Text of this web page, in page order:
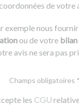
de votre
exemple nous
ou de votre bilan
avis ne sera pas
Champs obligatoires *
les CGU